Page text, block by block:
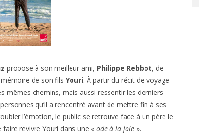
propose à son meilleur ami, Philippe Rebbot, de
de son fils Youri. À partir du récit de voyage
chemins, mais aussi ressentir les derniers
qu’il a rencontré avant de mettre fin à ses
l’émotion, le public se retrouve face à un père le
revivre Youri dans une « ode à la joie ».